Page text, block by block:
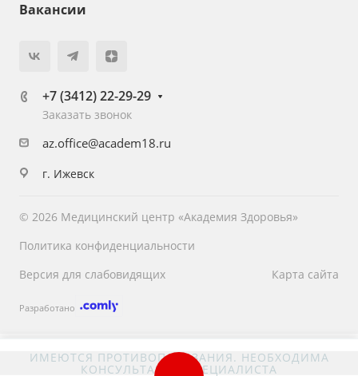
Вакансии
+7 (3412) 22-29-29
Заказать звонок
az.office@academ18.ru
г. Ижевск
© 2026 Медицинский центр «Академия Здоровья»
Политика конфиденциальности
Версия для слабовидящих
Карта сайта
Разработано
ИМЕЮТСЯ ПРОТИВОПОКАЗАНИЯ. НЕОБХОДИМА
КОНСУЛЬТАЦИЯ СПЕЦИАЛИСТА